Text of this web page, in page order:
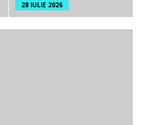
28 IULIE 2026